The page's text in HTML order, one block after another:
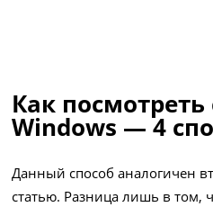
Как посмотреть
Windows — 4
Данный способ аналогичен
статью. Разница лишь в том,